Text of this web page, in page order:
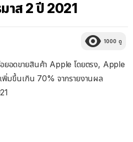
าส 2 ปี 2021
1000 ดู
อดขายสินค้า Apple โดยตรง, Apple
มขึ้นเกิน 70% จากรายงานผล